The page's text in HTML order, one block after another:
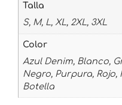
Talla
S, M, L, XL, 2XL, 3XL
Color
Azul Denim, Blanco,
Negro, Purpura, Rojo,
Botella